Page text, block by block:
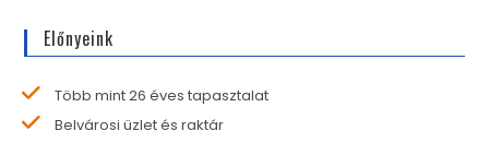
Előnyeink
Több mint 26 éves tapasztalat
Belvárosi üzlet és raktár